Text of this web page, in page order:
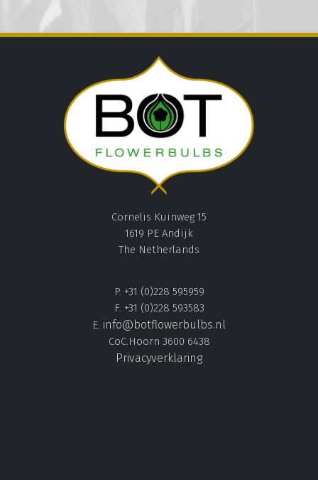
Cornelis Kuinweg 15
1619 PE Andijk
The Netherlands
P. +31 (0)228 595959
F. +31 (0)228 593583
E. info@botflowerbulbs.nl
CoC.Hoorn 3600 6438
Privacyverklaring